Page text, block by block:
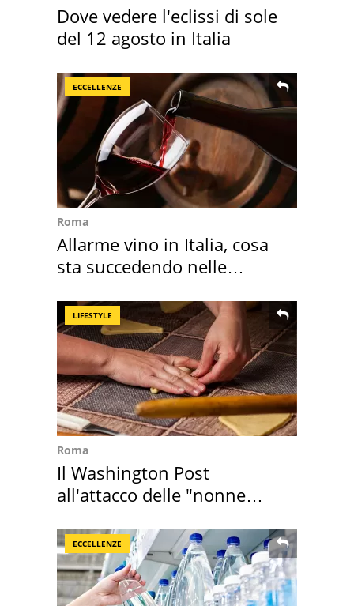
Dove vedere l'eclissi di sole
del 12 agosto in Italia
ECCELLENZE
Roma
Allarme vino in Italia, cosa
sta succedendo nelle
LIFESTYLE
Roma
Il Washington Post
all'attacco delle "nonne
ECCELLENZE